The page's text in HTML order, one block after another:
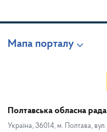
Мапа порталу
Полтавська обласна рада
Україна, 36014, м. Полтава,